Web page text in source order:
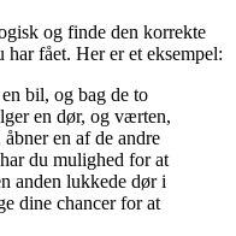
og finde den korrekte
fået. Her er et eksempel:
bil, og bag de to
en dør, og værten,
en af de andre
du mulighed for at
anden lukkede dør i
dine chancer for at